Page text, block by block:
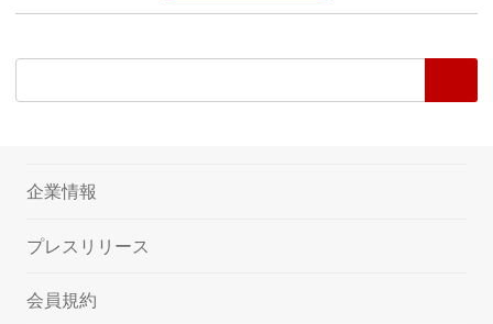
企業情報
プレスリリース
会員規約